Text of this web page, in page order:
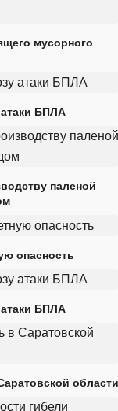
мусорного
БПЛА
паленой
опасность
БПЛА
области